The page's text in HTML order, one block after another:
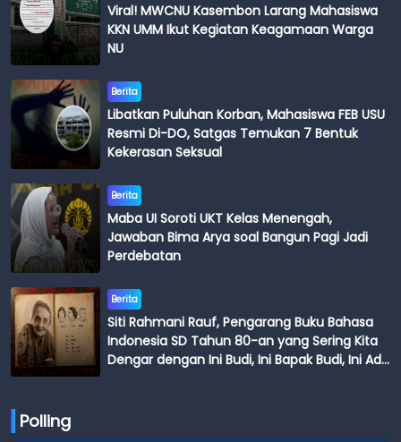
Viral! MWCNU Kasembon Larang Mahasiswa
KKN UMM Ikut Kegiatan Keagamaan Warga
NU
Berita
Libatkan Puluhan Korban, Mahasiswa FEB USU
Resmi Di-DO, Satgas Temukan 7 Bentuk
Kekerasan Seksual
Berita
Maba UI Soroti UKT Kelas Menengah,
Jawaban Bima Arya soal Bangun Pagi Jadi
Perdebatan
Berita
Siti Rahmani Rauf, Pengarang Buku Bahasa
Indonesia SD Tahun 80-an yang Sering Kita
Dengar dengan Ini Budi, Ini Bapak Budi, Ini Adik
Polling